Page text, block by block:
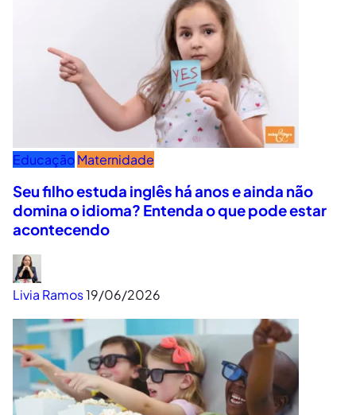
EducaçãoMaternidade
Seu filho estuda inglês há anos e ainda não
domina o idioma? Entenda o que pode estar
acontecendo
Livia Ramos19/06/2026